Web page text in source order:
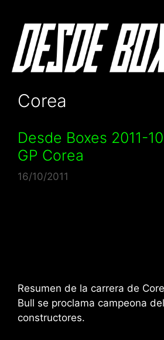
contenido
Corea
Desde Boxes 2011-
GP Corea
16/10/2011
Resumen de la carrera de
Bull se proclama campeona
constructores.